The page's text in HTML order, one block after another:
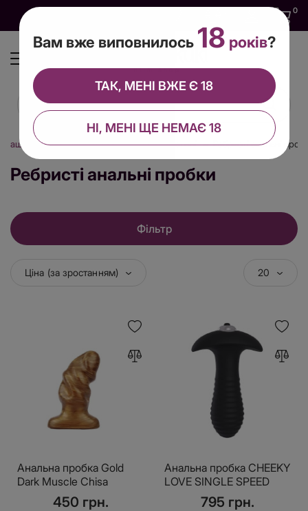
0
Анальні іграшки Пробки анальні Ребристі анальні
Ребристі анальні пробки
Фільтр
Ціна (за зростанням) 20
Анальна пробка Gold
Dark Muscle Chisа
450 грн.
Анальна пробка CHEEKY
LOVE SINGLE SPEED
SPIRAL PLUG795 грн.
Вам вже виповнилось 18 років?
НІ, МЕНІ ЩЕ НЕМАЄ 18
ТАК, МЕНІ ВЖЕ Є 18